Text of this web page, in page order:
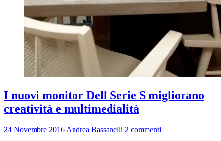
I nuovi monitor Dell Serie S migliorano
creatività e multimedialità
24 Novembre 2016 Andrea Bassanelli 2 commenti